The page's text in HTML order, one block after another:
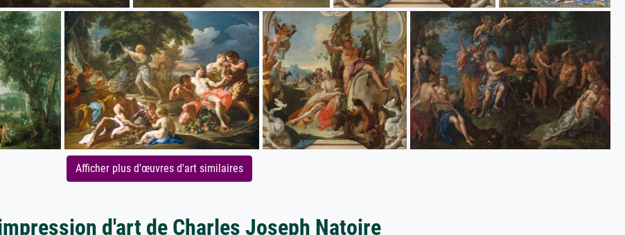
Afficher plus d'œuvres d'art similaires
d'art de Charles Joseph Natoire